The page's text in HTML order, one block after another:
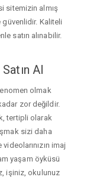
sitemizin almış
güvenlidir. Kaliteli
satın alınabilir.
Al
olmak
zor değildir.
tertipli olarak
sizi daha
imaj
yaşam öyküsü
işiniz, okulunuz